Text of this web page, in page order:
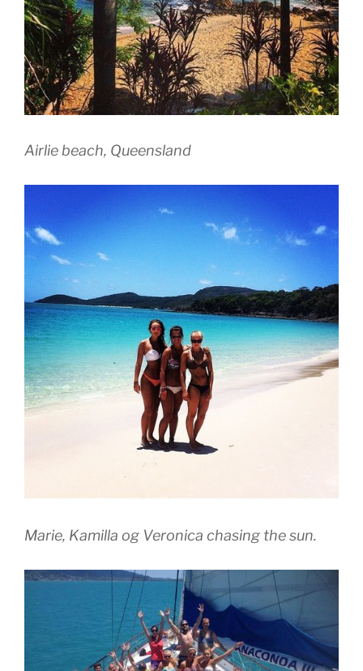
Airlie beach, Queensland
Marie, Kamilla og Veronica chasing the sun.